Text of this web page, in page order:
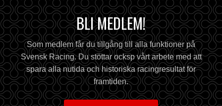
BLI MEDLEM!
Som medlem får du tillgång till alla funktioner på
Svensk Racing. Du stöttar ocksp vårt arbete med att
spara alla nutida och historiska racingresultat för
framtiden.